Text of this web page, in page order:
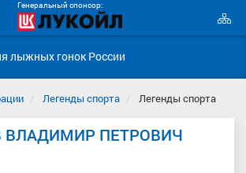
Генеральный спонсор:
лыжных гонок России
Легенды спорта Легенды спорта
ВЛАДИМИР ПЕТРОВИЧ